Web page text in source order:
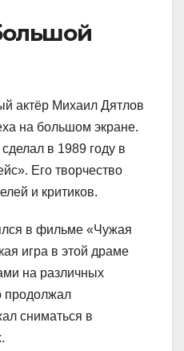
актёр Михаил Дятлов
на большом экране.
в 1989 году в
Его творчество
и критиков.
в фильме «Чужая
игра в этой драме
на различных
продолжал
сниматься в